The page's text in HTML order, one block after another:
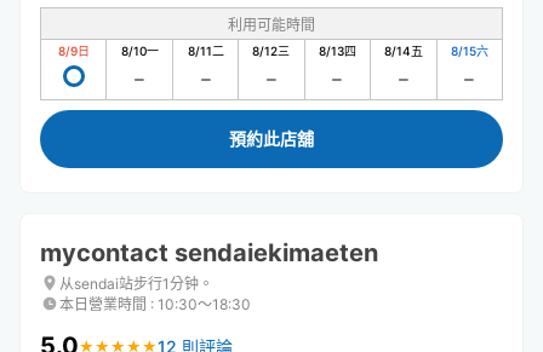
利用可能時間
8/9日 8/10一 8/11二 8/12三 8/13四 8/14五 8/15六
預約此店舖
mycontact sendaiekimaeten
从sendai站步行1分钟。
本日營業時間 : 10:30〜18:30
5.0★ ★ ★ ★ ★
★ ★ ★ ★ ★12 則評論